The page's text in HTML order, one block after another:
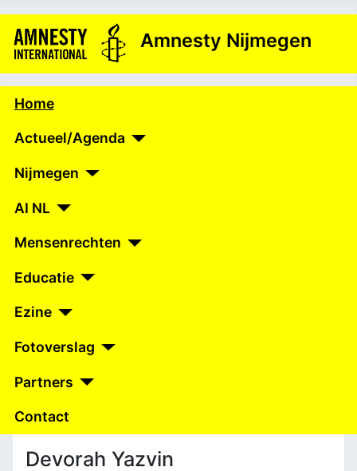
Amnesty Nijmegen
Home
Actueel/Agenda
Nijmegen
AI NL
Mensenrechten
Educatie
Ezine
Fotoverslag
Partners
Contact
Devorah Yazvin